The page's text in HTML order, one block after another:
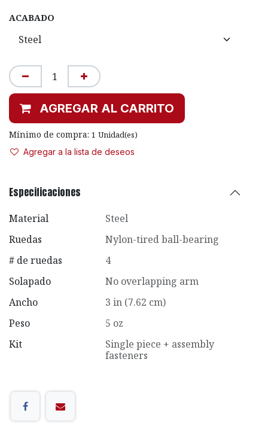
ACABADO
AGREGAR AL CARRITO
Mínimo de compra: 1 Unidad(es)
Agregar a la lista de deseos
Especificaciones
Material
Steel
Ruedas
Nylon-tired ball-bearing
# de ruedas
4
Solapado
No overlapping arm
Ancho
3 in (7.62 cm)
Peso
5 oz
Kit
Single piece + assembly
fasteners